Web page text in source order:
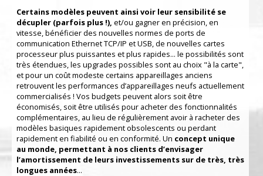
Certains modèles peuvent ainsi voir leur sensibilité se
décupler (parfois plus !), et/ou gagner en précision, en
vitesse, bénéficier des nouvelles normes de ports de
communication Ethernet TCP/IP et USB, de nouvelles cartes
processeur plus puissantes et plus rapides... le possibilités sont
très étendues, les upgrades possibles sont au choix "à la carte",
et pour un coût modeste certains appareillages anciens
retrouvent les performances d’appareillages neufs actuellement
commercialisés ! Vos budgets peuvent alors soit être
économisés, soit être utilisés pour acheter des fonctionnalités
complémentaires, au lieu de régulièrement avoir à racheter des
modèles basiques rapidement obsolescents ou perdant
rapidement en fiabilité ou en conformité. Un concept unique
au monde, permettant à nos clients d’envisager
l’amortissement de leurs investissements sur de très, très
longues années...